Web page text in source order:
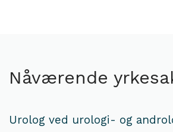
Nåværende
Urolog ved urologi- og